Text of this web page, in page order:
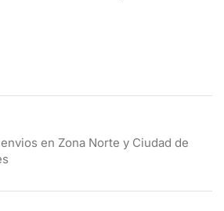
en Zona Norte y Ciudad de